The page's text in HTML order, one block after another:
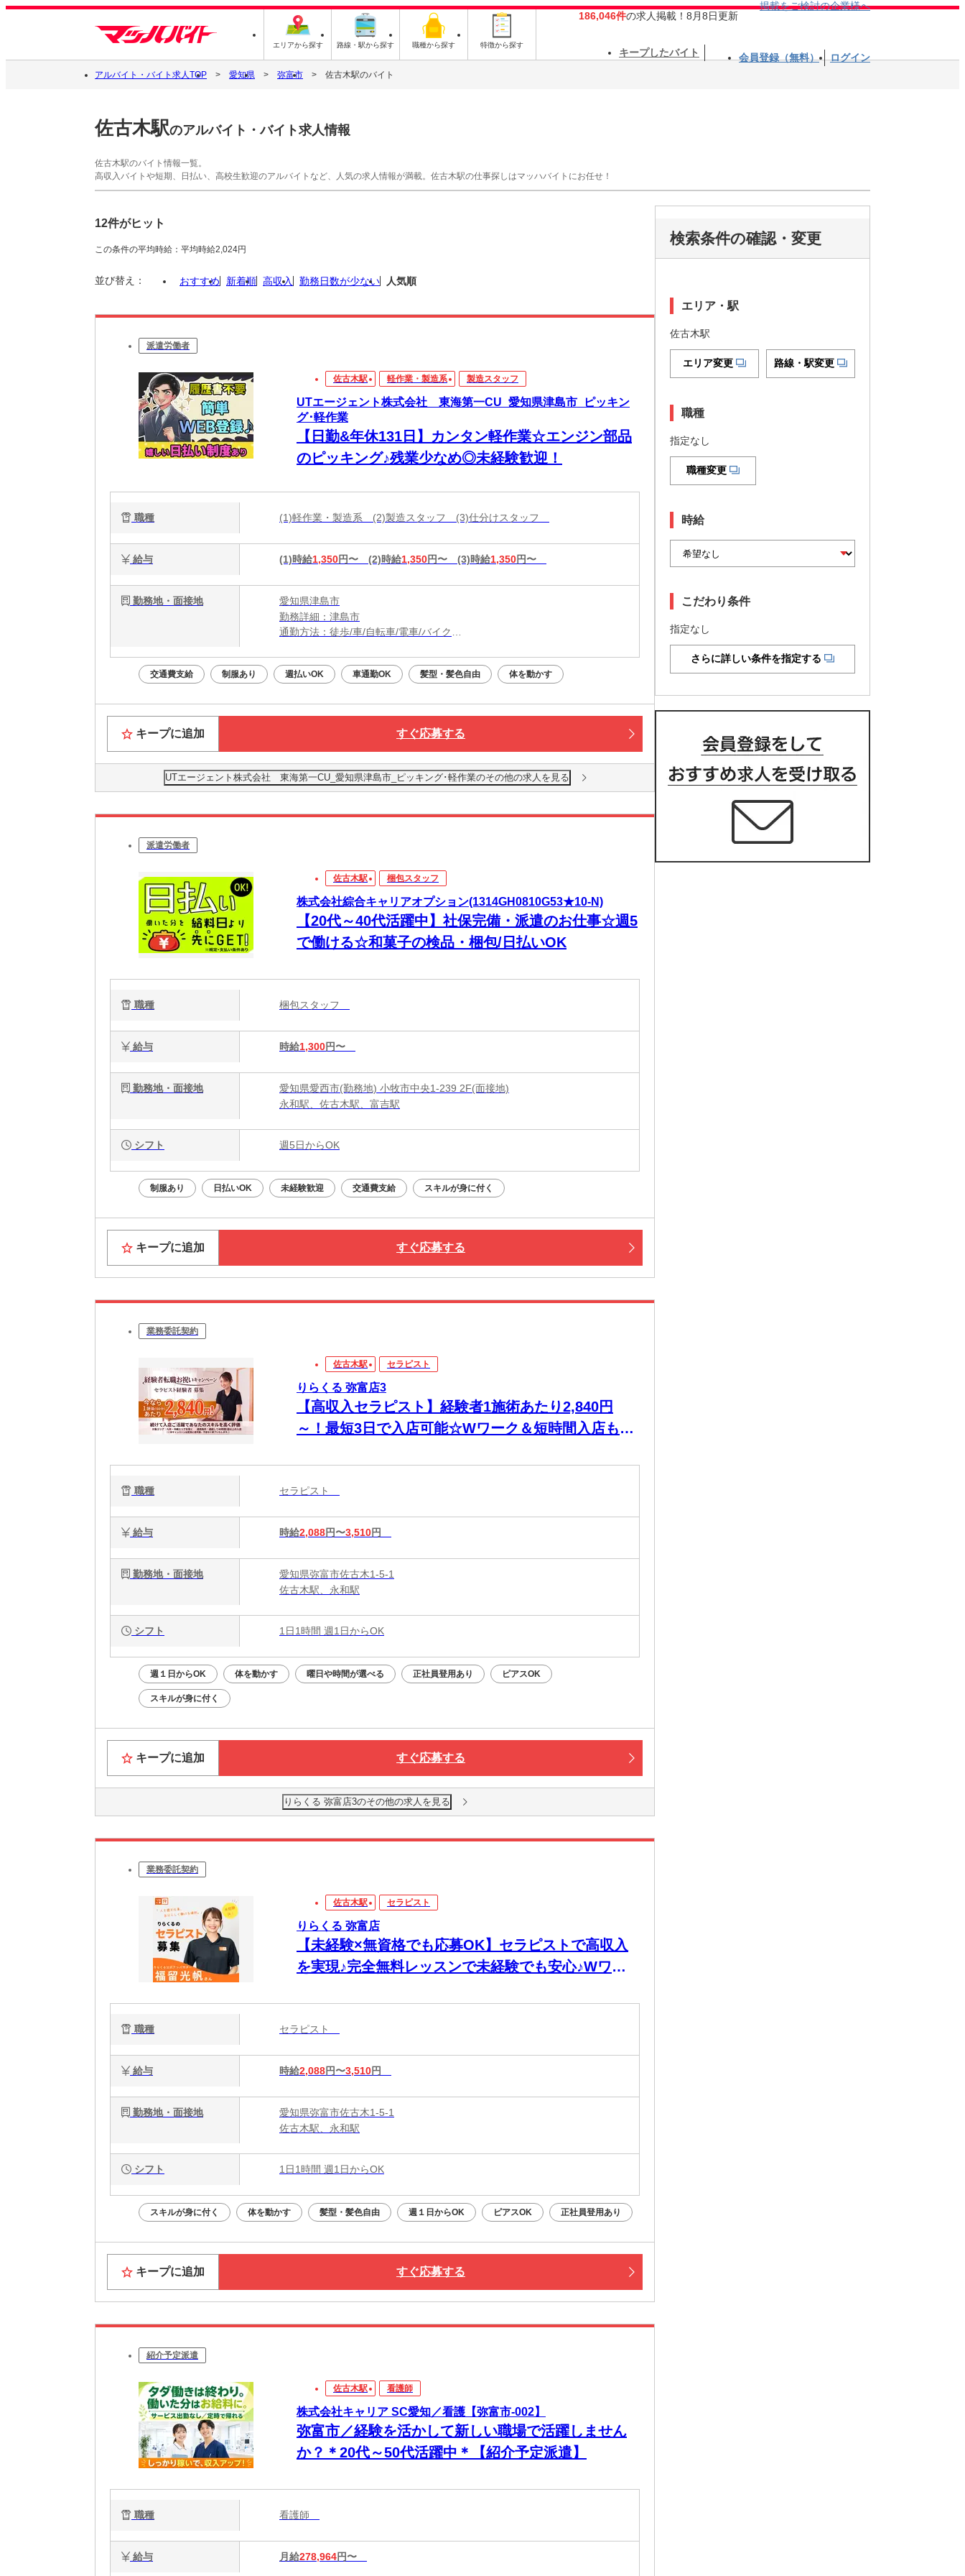
エリアから探す 路線・駅から探す 職種から探す 特徴から探す
186,046件の求人掲載！8月8日更新
掲載をご検討の企業様へ
キープしたバイト 会員登録（無料） ログイン
アルバイト・バイト求人TOP 愛知県 弥富市 佐古木駅のバイト
佐古木駅のアルバイト・バイト求人情報
佐古木駅のバイト情報一覧。
高収入バイトや短期、日払い、高校生歓迎のアルバイトなど、人気の求人情報が満載。佐古木駅の仕事探しはマッハバイトにお任せ！
12件がヒット
この条件の平均時給：平均時給2,024円
並び替え： おすすめ 新着順 高収入 勤務日数が少ない 人気順
派遣労働者
佐古木駅 軽作業・製造系 製造スタッフ
UTエージェント株式会社 東海第一CU_愛知県津島市_ピッキン
グ･軽作業
【日勤&年休131日】カンタン軽作業☆エンジン部品
のピッキング♪残業少なめ◎未経験歓迎！
職種 (1)軽作業・製造系 (2)製造スタッフ (3)仕分けスタッフ
給与 (1)時給1,350円〜 (2)時給1,350円〜 (3)時給1,350円〜
勤務地・面接地
愛知県津島市
勤務詳細：津島市
通勤方法：徒歩/車/自転車/電車/バイク
※構内の（無料）駐車場利用OK
交通費支給 制服あり 週払いOK 車通勤OK 髪型・髪色自由 体を動かす
キープに追加 すぐ応募する
UTエージェント株式会社 東海第一CU_愛知県津島市_ピッキング･軽作業のその他の求人を見る
派遣労働者
佐古木駅 梱包スタッフ
株式会社綜合キャリアオプション(1314GH0810G53★10-N)
【20代～40代活躍中】社保完備・派遣のお仕事☆週5
で働ける☆和菓子の検品・梱包/日払いOK
職種 梱包スタッフ
給与 時給1,300円〜
勤務地・面接地
愛知県愛西市(勤務地) 小牧市中央1-239 2F(面接地)
永和駅、佐古木駅、富吉駅
シフト 週5日からOK
制服あり 日払いOK 未経験歓迎 交通費支給 スキルが身に付く
キープに追加 すぐ応募する
業務委託契約
佐古木駅 セラピスト
りらくる 弥富店3
【高収入セラピスト】経験者1施術あたり2,840円
～！最短3日で入店可能☆Wワーク＆短時間入店も
職種 セラピスト
給与 時給2,088円〜3,510円
勤務地・面接地
愛知県弥富市佐古木1-5-1
佐古木駅、永和駅
シフト 1日1時間 週1日からOK
週１日からOK 体を動かす 曜日や時間が選べる 正社員登用あり ピアスOK
スキルが身に付く
キープに追加 すぐ応募する
りらくる 弥富店3のその他の求人を見る
業務委託契約
佐古木駅 セラピスト
りらくる 弥富店
【未経験×無資格でも応募OK】セラピストで高収入
を実現♪完全無料レッスンで未経験でも安心♪Wワー
職種 セラピスト
給与 時給2,088円〜3,510円
勤務地・面接地
愛知県弥富市佐古木1-5-1
佐古木駅、永和駅
シフト 1日1時間 週1日からOK
スキルが身に付く 体を動かす 髪型・髪色自由 週１日からOK ピアスOK 正社員登用あり
キープに追加 すぐ応募する
紹介予定派遣
佐古木駅 看護師
株式会社キャリア SC愛知／看護【弥富市-002】
弥富市／経験を活かして新しい職場で活躍しません
か？＊20代～50代活躍中＊【紹介予定派遣】
職種 看護師
給与 月給278,964円〜
検索条件の確認・変更
エリア・駅
佐古木駅
エリア変更 路線・駅変更
職種
指定なし
職種変更
時給
こだわり条件
指定なし
さらに詳しい条件を指定する